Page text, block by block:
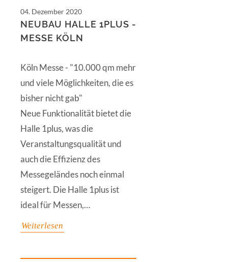
04. Dezember 2020
NEUBAU HALLE 1PLUS -
MESSE KÖLN
Köln Messe - "10.000 qm mehr
und viele Möglichkeiten, die es
bisher nicht gab"
Neue Funktionalität bietet die
Halle 1plus, was die
Veranstaltungsqualität und
auch die Effizienz des
Messegeländes noch einmal
steigert. Die Halle 1plus ist
ideal für Messen,…
Weiterlesen